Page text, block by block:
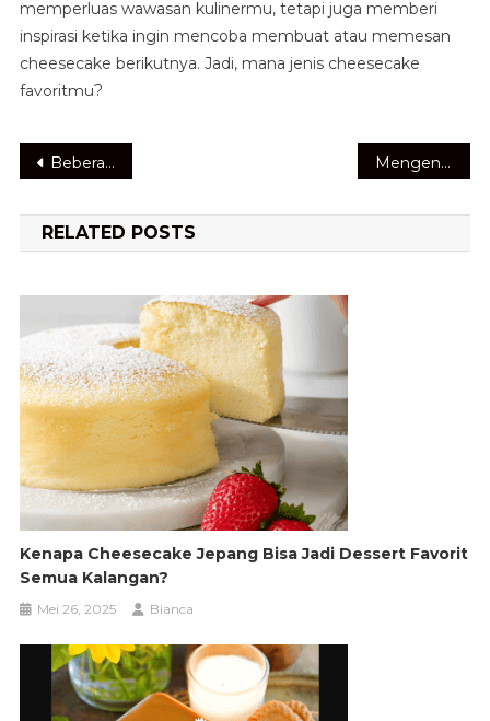
memperluas wawasan kulinermu, tetapi juga memberi
inspirasi ketika ingin mencoba membuat atau memesan
cheesecake berikutnya. Jadi, mana jenis cheesecake
favoritmu?
Navigasi
pos
Beberapa Rekomendasi Cocktail yang Bisa Dijadikan Mocktail Mengenal Resep dan Rahasia Kelezatan Egg Tart Renyah
RELATED POSTS
Kenapa Cheesecake Jepang Bisa Jadi Dessert Favorit
Semua Kalangan?
Mei 26, 2025 Bianca